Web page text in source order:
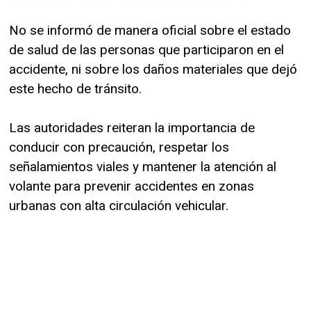
No se informó de manera oficial sobre el estado
de salud de las personas que participaron en el
accidente, ni sobre los daños materiales que dejó
este hecho de tránsito.
Las autoridades reiteran la importancia de
conducir con precaución, respetar los
señalamientos viales y mantener la atención al
volante para prevenir accidentes en zonas
urbanas con alta circulación vehicular.